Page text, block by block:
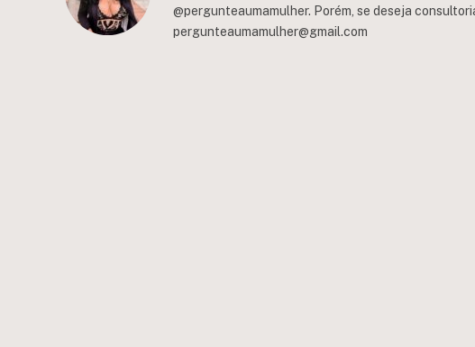
@pergunteaumamulher. Porém, se deseja
pergunteaumamulher@gmail.com